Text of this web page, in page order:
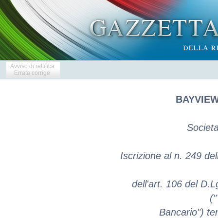
Avviso di rettifica
Errata corrige
Iscrizione al n. 249
dell'art. 106 del
Bancario")